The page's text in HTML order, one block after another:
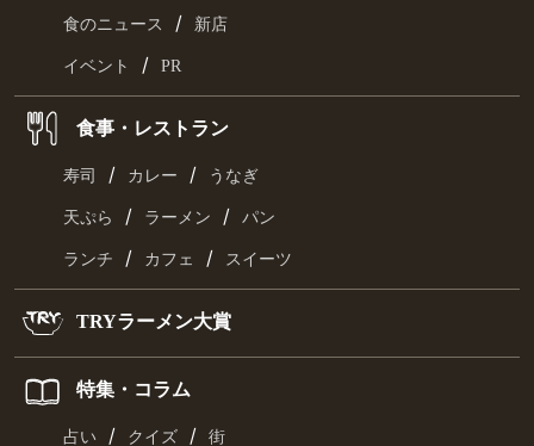
食のニュース / 新店
イベント / PR
食事・レストラン
寿司 / カレー / うなぎ
天ぷら / ラーメン / パン
ランチ / カフェ / スイーツ
TRYラーメン大賞
特集・コラム
占い / クイズ / 街